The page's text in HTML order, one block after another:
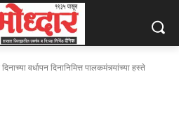
वर्धापन दिनानिमित्त पालकमंत्र्यांच्या हस्ते